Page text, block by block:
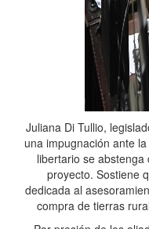
Juliana Di Tullio,
una impugnación ante
libertario se
proyecto. Sostiene
dedicada al
compra de tierras